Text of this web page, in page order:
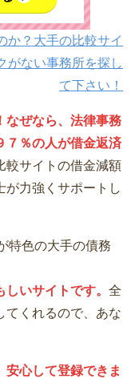
か？大手の比較サイ
がない事務所を探し
て下さい！
なぜなら、法律事務
７％の人が借金返済
較サイトの借金減額
が力強くサポートし
特色の大手の債務
いサイトです。 全
てくれるので、あな
安心して登録できま